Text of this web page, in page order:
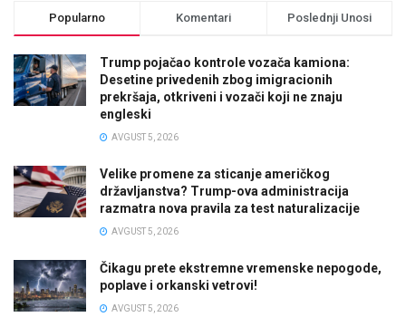
Popularno Komentari Poslednji Unosi
Trump pojačao kontrole vozača kamiona:
Desetine privedenih zbog imigracionih
prekršaja, otkriveni i vozači koji ne znaju
engleski
AVGUST 5, 2026
Velike promene za sticanje američkog
državljanstva? Trump-ova administracija
razmatra nova pravila za test naturalizacije
AVGUST 5, 2026
Čikagu prete ekstremne vremenske nepogode,
poplave i orkanski vetrovi!
AVGUST 5, 2026